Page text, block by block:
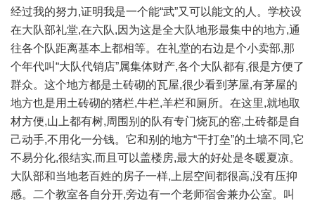
经过我的努力,证明我是一个能“武”又可以能文的人。学校设
在大队部礼堂,在六队,因为这是全大队地形最集中的地方,通
往各个队距离基本上都相等。在礼堂的右边是个小卖部,那
个年代叫“大队代销店”属集体财产,各个大队都有,很是方便了
群众。这个地方都是土砖砌的瓦屋,很少看到茅屋,有茅屋的
地方也是用土砖砌的猪栏,牛栏,羊栏和厕所。在这里,就地取
材方便,山上都有树,周围别的队有专门烧瓦的窑,土砖都是自
己动手,不用化一分钱。它和别的地方“干打垒”的土墙不同,它
不易分化,很结实,而且可以盖楼房,最大的好处是冬暖夏凉。
大队部和当地老百姓的房子一样,上层空间都很高,没有压抑
感。二个教室各自分开,旁边有一个老师宿舍兼办公室。叫